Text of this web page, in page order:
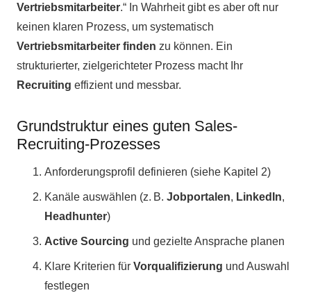
Vertriebsmitarbeiter.“ In Wahrheit gibt es aber oft nur
keinen klaren Prozess, um systematisch
Vertriebsmitarbeiter finden zu können. Ein
strukturierter, zielgerichteter Prozess macht Ihr
Recruiting effizient und messbar.
Grundstruktur eines guten Sales-
Recruiting-Prozesses
Anforderungsprofil definieren (siehe Kapitel 2)
Kanäle auswählen (z. B. Jobportalen, LinkedIn,
Headhunter)
Active Sourcing und gezielte Ansprache planen
Klare Kriterien für Vorqualifizierung und Auswahl
festlegen